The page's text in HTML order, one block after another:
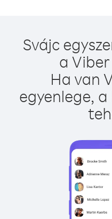
Svájc
a
Ha van
egyenlege,